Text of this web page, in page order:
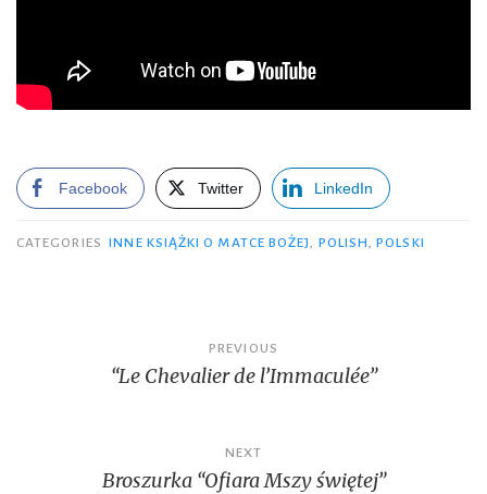
Facebook Twitter LinkedIn
CATEGORIES INNE KSIĄŻKI O MATCE BOŻEJ POLISH ,POLSKI
navigation
PREVIOUS
“Le Chevalier de l’Immaculée”
NEXT
Broszurka “Ofiara Mszy świętej”